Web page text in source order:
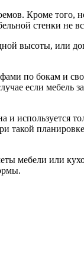
Кроме
стенки не
высоты, или
по бокам и
если мебель
и
такой
мебели или